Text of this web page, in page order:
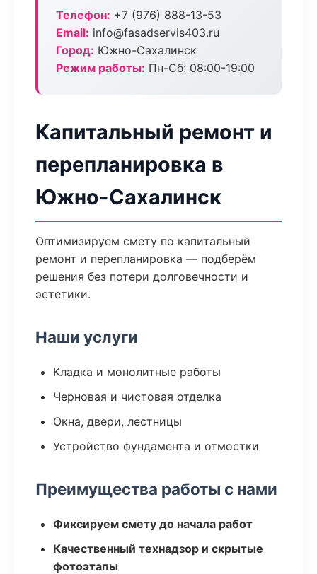
Телефон: +7 (976) 888-13-53
Email: info@fasadservis403.ru
Город: Южно-Сахалинск
Режим работы: Пн-Сб: 08:00-19:00
Капитальный ремонт и
перепланировка в
Южно-Сахалинск
Оптимизируем смету по капитальный
ремонт и перепланировка — подберём
решения без потери долговечности и
эстетики.
Наши услуги
Кладка и монолитные работы
Черновая и чистовая отделка
Окна, двери, лестницы
Устройство фундамента и отмостки
Преимущества работы с нами
Фиксируем смету до начала работ
Качественный технадзор и скрытые
фотоэтапы